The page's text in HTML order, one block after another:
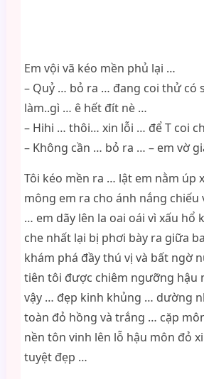
Em vội vã kéo mền phủ lại …
– Quỷ … bỏ ra … đang coi thử có
làm..gì … ê hết đít nè …
– Hihi … thôi… xin lỗi … để T coi
– Không cần … bỏ ra … – em vờ
Tôi kéo mền ra … lật em nằm úp
mông em ra cho ánh nắng
… em dãy lên la oai oái vì xấu hổ
che nhất lại bị phơi bày ra giữa
khám phá đầy thú vị và bất ngờ
tiên tôi được chiêm ngưỡng hậu
vậy … đẹp kinh khủng … dường
toàn đỏ hồng và trắng … cặp
nền tôn vinh lên lỗ hậu môn đỏ
tuyệt đẹp …